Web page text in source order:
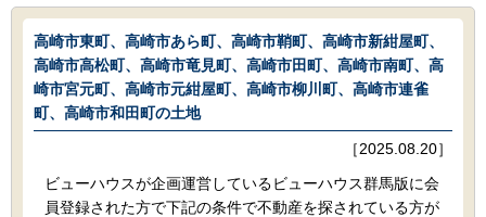
高崎市東町、高崎市あら町、高崎市鞘町、高崎市新紺屋町、
高崎市高松町、高崎市竜見町、高崎市田町、高崎市南町、高
崎市宮元町、高崎市元紺屋町、高崎市柳川町、高崎市連雀
町、高崎市和田町の土地
［2025.08.20］
ビューハウスが企画運営しているビューハウス群馬版に会
員登録された方で下記の条件で不動産を探されている方が